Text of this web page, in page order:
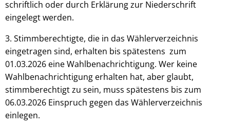
schriftlich oder durch Erklärung zur Niederschrift
eingelegt werden.
3. Stimmberechtigte, die in das Wählerverzeichnis
eingetragen sind, erhalten bis spätestens zum
01.03.2026 eine Wahlbenachrichtigung. Wer keine
Wahlbenachrichtigung erhalten hat, aber glaubt,
stimmberechtigt zu sein, muss spätestens bis zum
06.03.2026 Einspruch gegen das Wählerverzeichnis
einlegen.